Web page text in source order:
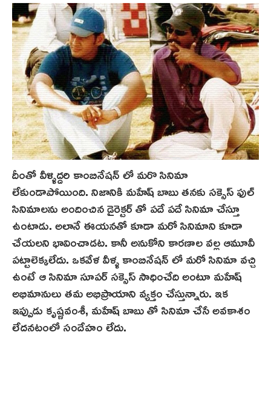
దీంతో వీళ్ళిద్దరి కాంబినేషన్ లో మరొ సినిమా
లేకుండాపోయింది. నిజానికి మహేష్ బాబు తనకు సక్సెస్ ఫుల్
సినిమాలను అందించిన డైరెక్టర్ తో ప‌దే ప‌దే సినిమా చేస్తూ
ఉంటాడు. అలానే ఈయనతో కూడా మరో సినిమాని కూడా
చేయలని భావించాడ‌ట‌. కానీ అనుకోని కారణాల వల్ల ఆమూవీ
పట్టాలెక్కలేదు. ఒకవేళ వీళ్ళ కాంబినేషన్ లో మరో సినిమా వచ్చి
ఉంటే ఆ సినిమా సూపర్ సక్సెస్ సాధించేది అంటూ మహేష్
అభిమానులు త‌మ అభిప్రాయాని వ్యక్తం చేస్తున్నారు. ఇక
ఇప్పుడు కృష్ణవంశీ, మహేష్ బాబు తో సినిమా చేసే అవకాశం
లేదన‌టంలో సందేహం లేదు.